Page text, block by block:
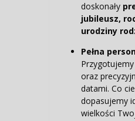
doskonały
jubileusz,
urodziny
Pełna
oraz
datami. Co
dopasujemy
wielkości